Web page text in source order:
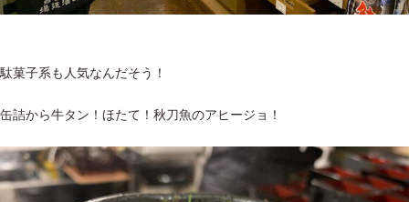
駄菓子系も人気なんだそう！
缶詰から牛タン！ほたて！秋刀魚のアヒージョ！